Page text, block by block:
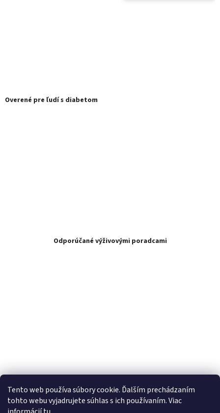
Tento web používa súbory cookie. Ďalším prechádzaním
tohto webu vyjadrujete súhlas s ich používaním. Viac
Overené pre ľudí s diabetom
Odporúčané výživovými poradcami